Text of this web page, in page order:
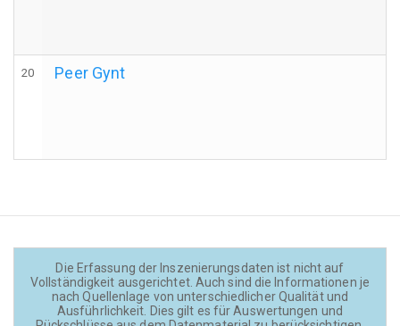
20 Peer Gynt
Die Erfassung der Inszenierungsdaten ist nicht auf
Vollständigkeit ausgerichtet. Auch sind die Informationen je
nach Quellenlage von unterschiedlicher Qualität und
Ausführlichkeit. Dies gilt es für Auswertungen und